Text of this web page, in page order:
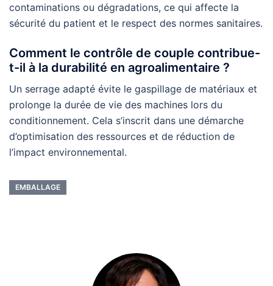
contaminations ou dégradations, ce qui affecte la
sécurité du patient et le respect des normes sanitaires.
Comment le contrôle de couple contribue-
t-il à la durabilité en agroalimentaire ?
Un serrage adapté évite le gaspillage de matériaux et
prolonge la durée de vie des machines lors du
conditionnement. Cela s’inscrit dans une démarche
d’optimisation des ressources et de réduction de
l’impact environnemental.
EMBALLAGE